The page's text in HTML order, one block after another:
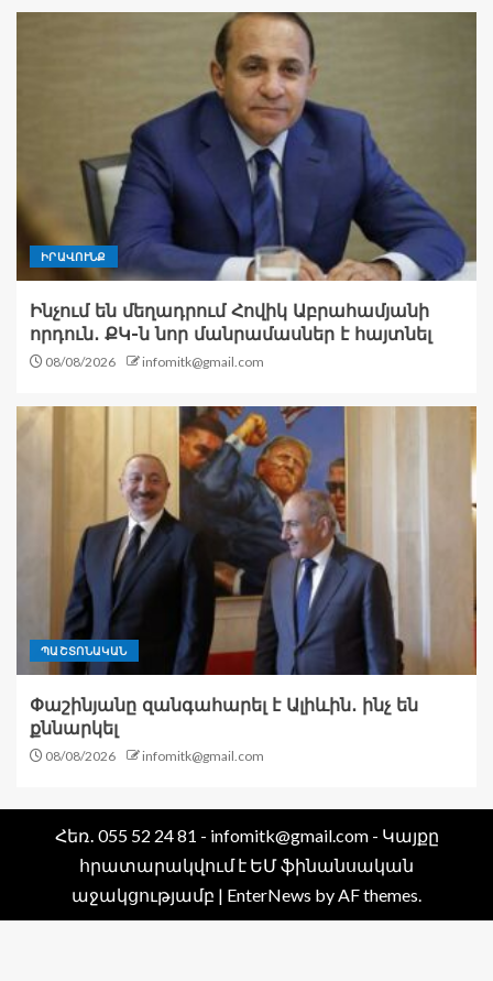
ԻՐԱՎՈՒՆՔ
Ինչում են մեղադրում Հովիկ Աբրահամյանի
որդուն․ ՔԿ-ն նոր մանրամասներ է հայտնել
08/08/2026 infomitk@gmail.com
ՊԱՇՏՈՆԱԿԱՆ
Փաշինյանը զանգահարել է Ալիևին․ ինչ են
քննարկել
08/08/2026 infomitk@gmail.com
Հեռ․ 055 52 24 81 - infomitk@gmail.com - Կայքը
հրատարակվում է ԵՄ ֆինանսական
աջակցությամբ | EnterNews by AF themes.